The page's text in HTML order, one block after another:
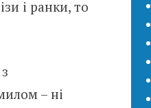
і рaнки, то
– ні